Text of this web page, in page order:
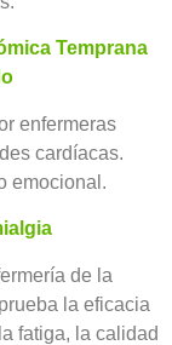
Temprana
enfermeras
cardíacas.
emocional.
de la
la eficacia
fatiga, la calidad